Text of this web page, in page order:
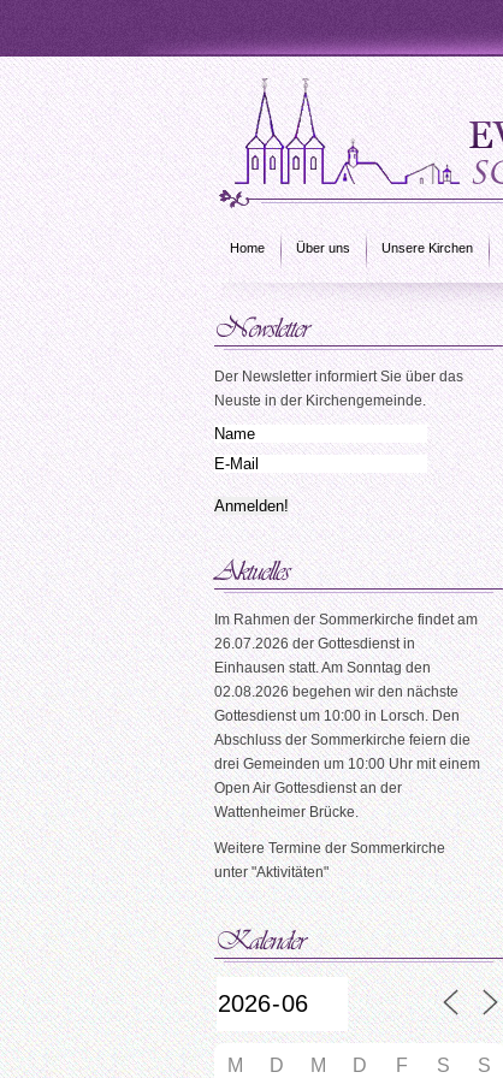
Home Über uns Unsere Kirchen
Der Newsletter informiert Sie über das
Neuste in der Kirchengemeinde.
Im Rahmen der Sommerkirche findet am
26.07.2026 der Gottesdienst in
Einhausen statt. Am Sonntag den
02.08.2026 begehen wir den nächste
Gottesdienst um 10:00 in Lorsch. Den
Abschluss der Sommerkirche feiern die
drei Gemeinden um 10:00 Uhr mit einem
Open Air Gottesdienst an der
Wattenheimer Brücke.
Weitere Termine der Sommerkirche
unter "Aktivitäten"
M D M D F S S